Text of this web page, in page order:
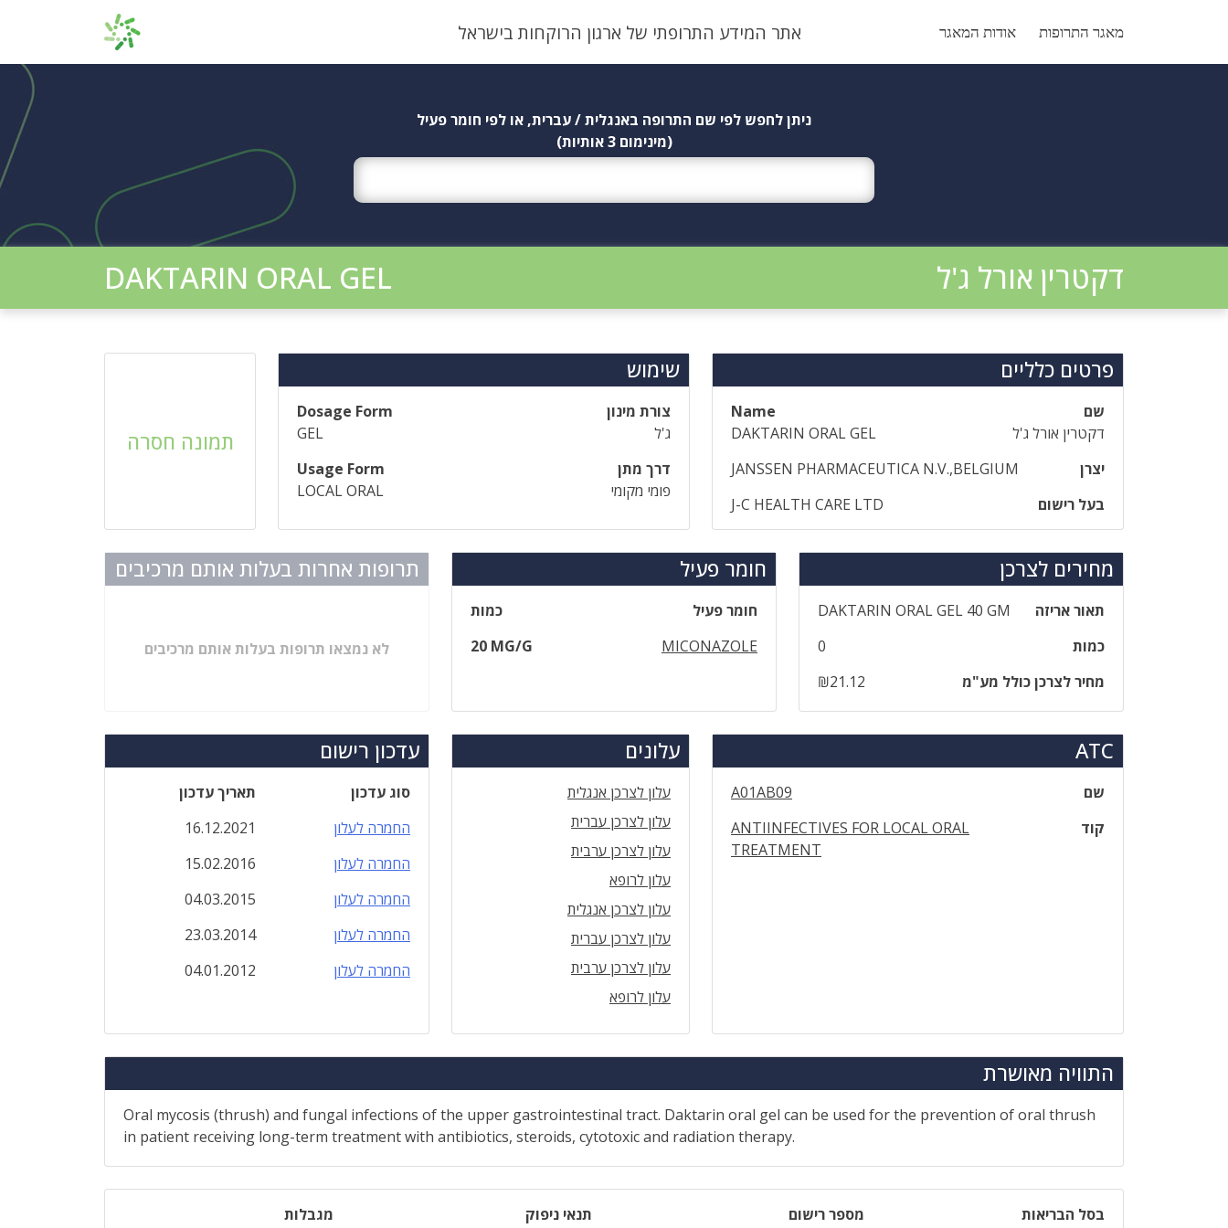
מאגר התרופות אודות המאגר אתר המידע התרופתי של ארגון הרוקחות בישראל
ניתן לחפש לפי שם התרופה באנגלית / עברית, או לפי חומר פעיל
(מינימום 3 אותיות)
דקטרין אורל ג'ל DAKTARIN ORAL GEL
פרטים כלליים
שם
Name
דקטרין אורל ג'ל
DAKTARIN ORAL GEL
יצרן
JANSSEN PHARMACEUTICA N.V.,BELGIUM
בעל רישום
J-C HEALTH CARE LTD
שימוש
צורת מינון
Dosage Form
ג'ל
GEL
דרך מתן
Usage Form
פומי מקומי
LOCAL ORAL
תמונה חסרה
מחירים לצרכן
תאור אריזה
DAKTARIN ORAL GEL 40 GM
כמות
0
מחיר לצרכן כולל מע"מ
₪21.12
חומר פעיל
חומר פעיל
כמות
MICONAZOLE
20 MG/G
תרופות אחרות בעלות אותם מרכיבים
לא נמצאו תרופות בעלות אותם מרכיבים
ATC
שם
A01AB09
קוד
ANTIINFECTIVES FOR LOCAL ORAL
TREATMENT
עלונים
עלון לצרכן אנגלית
עלון לצרכן עברית
עלון לצרכן ערבית
עלון לרופא
עלון לצרכן אנגלית
עלון לצרכן עברית
עלון לצרכן ערבית
עלון לרופא
עדכון רישום
סוג עדכון
תאריך עדכון
החמרה לעלון
16.12.2021
החמרה לעלון
15.02.2016
החמרה לעלון
04.03.2015
החמרה לעלון
23.03.2014
החמרה לעלון
04.01.2012
התוויה מאושרת
Oral mycosis (thrush) and fungal infections of the upper gastrointestinal tract. Daktarin oral gel can be used for the prevention of oral thrush
in patient receiving long-term treatment with antibiotics, steroids, cytotoxic and radiation therapy.
בסל הבריאות
מספר רישום
תנאי ניפוק
מגבלות